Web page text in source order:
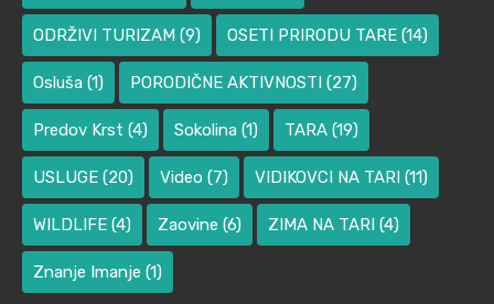
ODRŽIVI TURIZAM (9) OSETI PRIRODU TARE (14)
Osluša (1) PORODIČNE AKTIVNOSTI (27)
Predov Krst (4) Sokolina (1) TARA (19)
USLUGE (20) Video (7) VIDIKOVCI NA TARI (11)
WILDLIFE (4) Zaovine (6) ZIMA NA TARI (4)
Znanje Imanje (1)